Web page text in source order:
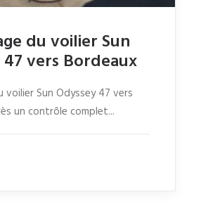
du voilier Sun
47 vers Bordeaux
voilier Sun Odyssey 47 vers
un contrôle complet...